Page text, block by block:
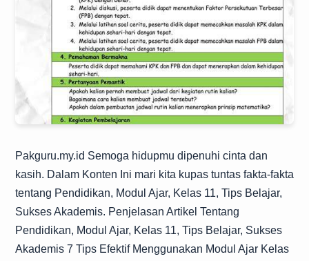
Pakguru.my.id Semoga hidupmu dipenuhi cinta dan
kasih. Dalam Konten Ini mari kita kupas tuntas fakta-fakta
tentang Pendidikan, Modul Ajar, Kelas 11, Tips Belajar,
Sukses Akademis. Penjelasan Artikel Tentang
Pendidikan, Modul Ajar, Kelas 11, Tips Belajar, Sukses
Akademis 7 Tips Efektif Menggunakan Modul Ajar Kelas